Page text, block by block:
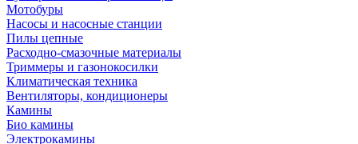
Мотобуры
Насосы и насосные станции
Пилы цепные
Расходно-смазочные материалы
Триммеры и газонокосилки
Климатическая техника
Вентиляторы, кондиционеры
Камины
Био камины
Электрокамины